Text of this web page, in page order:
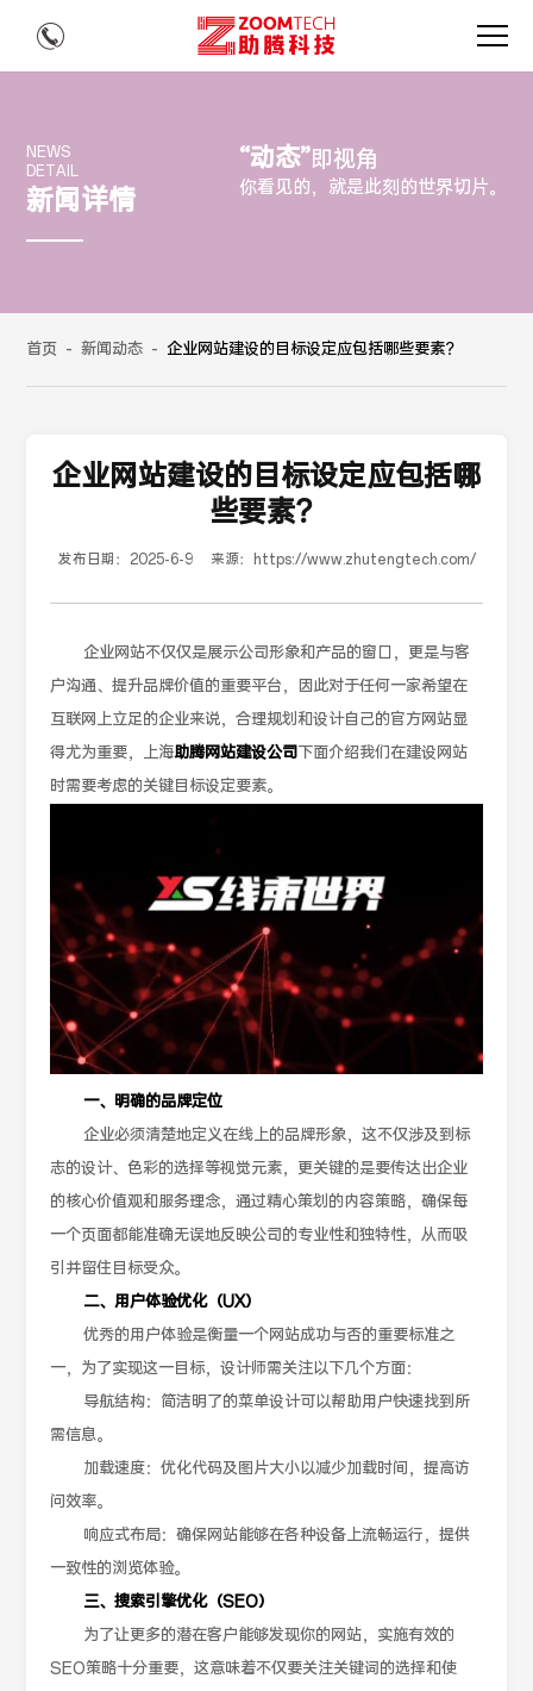
NEWS
DETAIL
新闻详情
“动态”即视角
你看见的，就是此刻的世界切片。
首页 - 新闻动态 - 企业网站建设的目标设定应包括哪些要素？
企业网站建设的目标设定应包括哪
些要素？
发布日期： 2025-6-9 来源： https://www.zhutengtech.com/
企业网站不仅仅是展示公司形象和产品的窗口，更是与客
户沟通、提升品牌价值的重要平台，因此对于任何一家希望在
互联网上立足的企业来说，合理规划和设计自己的官方网站显
得尤为重要，上海助腾网站建设公司下面介绍我们在建设网站
时需要考虑的关键目标设定要素。
一、明确的品牌定位
企业必须清楚地定义在线上的品牌形象，这不仅涉及到标
志的设计、色彩的选择等视觉元素，更关键的是要传达出企业
的核心价值观和服务理念，通过精心策划的内容策略，确保每
一个页面都能准确无误地反映公司的专业性和独特性，从而吸
引并留住目标受众。
二、用户体验优化（UX）
优秀的用户体验是衡量一个网站成功与否的重要标准之
一，为了实现这一目标，设计师需关注以下几个方面：
导航结构：简洁明了的菜单设计可以帮助用户快速找到所
需信息。
加载速度：优化代码及图片大小以减少加载时间，提高访
问效率。
响应式布局：确保网站能够在各种设备上流畅运行，提供
一致性的浏览体验。
三、搜索引擎优化（SEO）
为了让更多的潜在客户能够发现你的网站，实施有效的
SEO策略十分重要，这意味着不仅要关注关键词的选择和使